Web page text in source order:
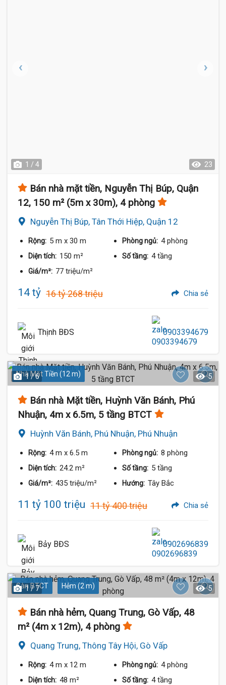
1 / 4 23
Bán nhà mặt tiền, Nguyễn Thị Búp, Quận
12, 150 m² (5m x 30m), 4 phòng
Nguyễn Thị Búp, Tân Thới Hiệp, Quận 12
Rộng: 5 m x 30 m Phòng ngủ: 4 phòng
Diện tích: 150 m² Số tầng: 4 tầng
Giá/m²: 77 triệu/m²
14 tỷ 16 tỷ 268 triệu Chia sẻ
Thịnh BĐS 0903394679
Nhà Mặt Tiền (12 m)
1 / 6 5
Bán nhà Mặt tiền, Huỳnh Văn Bánh, Phú
Nhuận, 4m x 6.5m, 5 tầng BTCT
Huỳnh Văn Bánh, Phú Nhuận, Phú Nhuận
Rộng: 4 m x 6.5 m Phòng ngủ: 8 phòng
Diện tích: 24.2 m² Số tầng: 5 tầng
Giá/m²: 435 triệu/m² Hướng: Tây Bắc
11 tỷ 100 triệu 11 tỷ 400 triệu Chia sẻ
Bảy BĐS 0902696839
Sàn BTCT Hẻm (2 m)
1 / 7 5
Bán nhà hẻm, Quang Trung, Gò Vấp, 48
m² (4m x 12m), 4 phòng
Quang Trung, Thông Tây Hội, Gò Vấp
Rộng: 4 m x 12 m Phòng ngủ: 4 phòng
Diện tích: 48 m² Số tầng: 4 tầng